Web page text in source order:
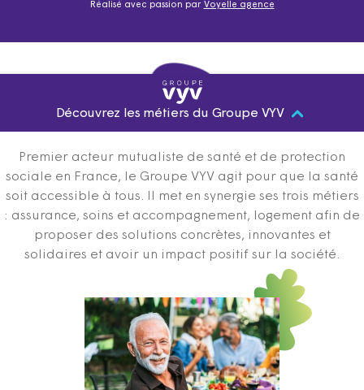
Réalisé avec passion par Voyelle agence
Découvrez les métiers du Groupe VYV
Premier acteur mutualiste de santé et de protection
sociale en France, le Groupe VYV agit pour que la santé
soit accessible à tous. Il met en synergie ses trois métiers
: assurance, soins et accompagnement, logement afin de
proposer des solutions concrètes, innovantes et
solidaires et avoir un impact positif sur la société.